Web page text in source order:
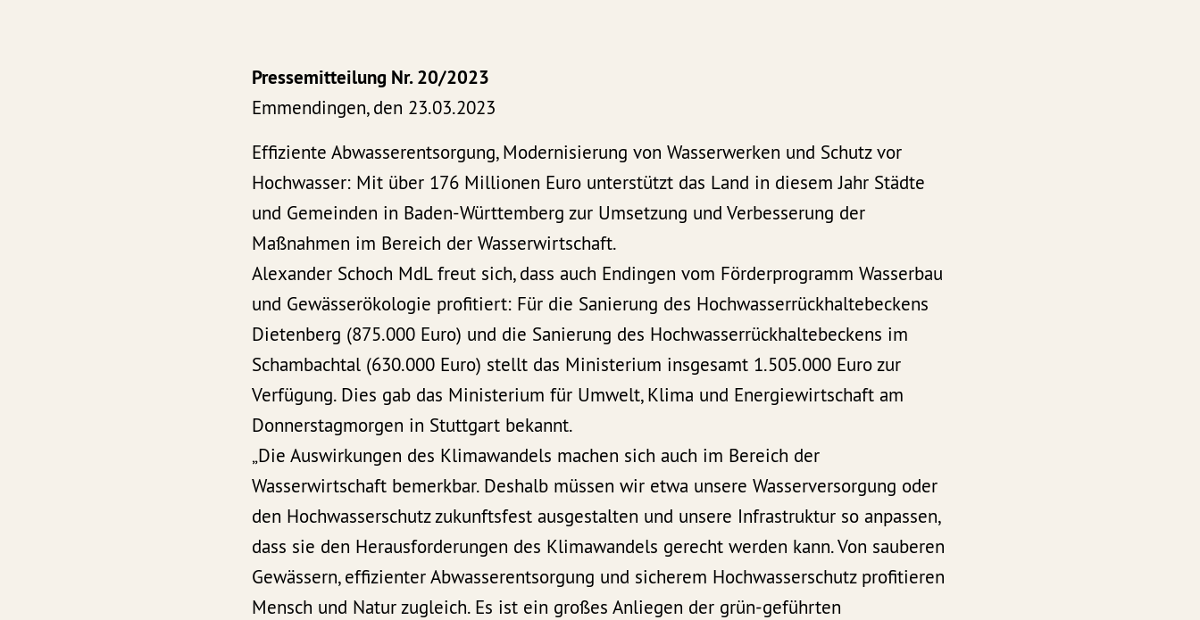
Pressemitteilung Nr. 20/2023
Emmendingen, den 23.03.2023
Effiziente Abwasserentsorgung, Modernisierung von Wasserwerken und Schutz vor
Hochwasser: Mit über 176 Millionen Euro unterstützt das Land in diesem Jahr Städte
und Gemeinden in Baden-Württemberg zur Umsetzung und Verbesserung der
Maßnahmen im Bereich der Wasserwirtschaft.
Alexander Schoch MdL freut sich, dass auch Endingen vom Förderprogramm Wasserbau
und Gewässerökologie profitiert: Für die Sanierung des Hochwasserrückhaltebeckens
Dietenberg (875.000 Euro) und die Sanierung des Hochwasserrückhaltebeckens im
Schambachtal (630.000 Euro) stellt das Ministerium insgesamt 1.505.000 Euro zur
Verfügung. Dies gab das Ministerium für Umwelt, Klima und Energiewirtschaft am
Donnerstagmorgen in Stuttgart bekannt.
„Die Auswirkungen des Klimawandels machen sich auch im Bereich der
Wasserwirtschaft bemerkbar. Deshalb müssen wir etwa unsere Wasserversorgung oder
den Hochwasserschutz zukunftsfest ausgestalten und unsere Infrastruktur so anpassen,
dass sie den Herausforderungen des Klimawandels gerecht werden kann. Von sauberen
Gewässern, effizienter Abwasserentsorgung und sicherem Hochwasserschutz profitieren
Mensch und Natur zugleich. Es ist ein großes Anliegen der grün-geführten